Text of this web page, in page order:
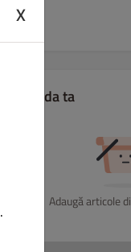
Comanda ta
Adaugă articole
X